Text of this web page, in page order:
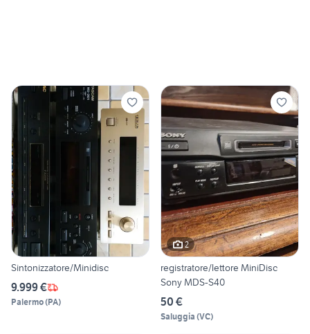
Sintonizzatore/Minidisc
9.999 €
Palermo(PA)
2
registratore/lettore MiniDisc
Sony MDS-S40
50 €
Saluggia (VC)